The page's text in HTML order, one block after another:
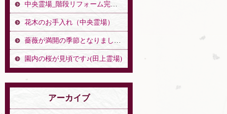
中央霊場_階段リフォーム完了のお知らせ（中央霊場）
花木のお手入れ（中央霊場）
薔薇が満開の季節となりました。（中央霊場）
園内の桜が見頃です♪(田上霊場)
アーカイブ